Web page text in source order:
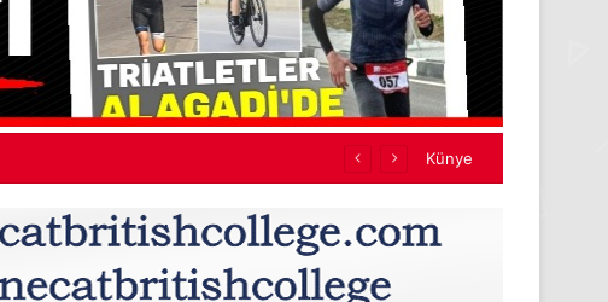
hedef almıyor Künye